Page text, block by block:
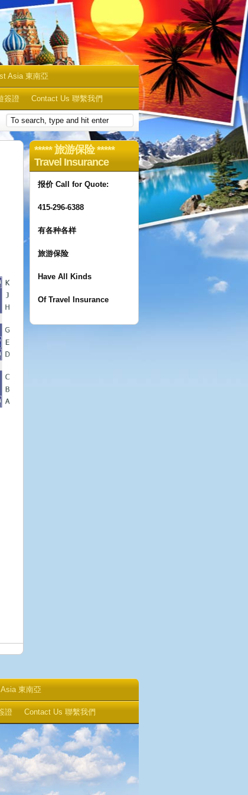
Asia 東南亞
簽證 Contact Us 聯繫我們
***** 旅游保险 *****
Travel Insurance
报价 Call for Quote:
415-296-6388
有各种各样
旅游保险
Have All Kinds
Of Travel Insurance
東南亞
證 Contact Us 聯繫我們